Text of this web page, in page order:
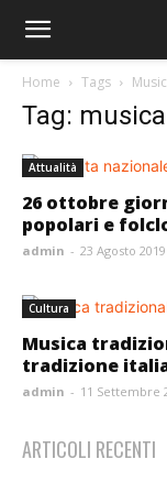
Home Tags
Tag: musica
Attualità
26 ottobre
popolari e
admin - 23 Agosto 2019
Cultura
Musica
tradizione
admin - 11 Settembre
ARTICOLI RECENTI